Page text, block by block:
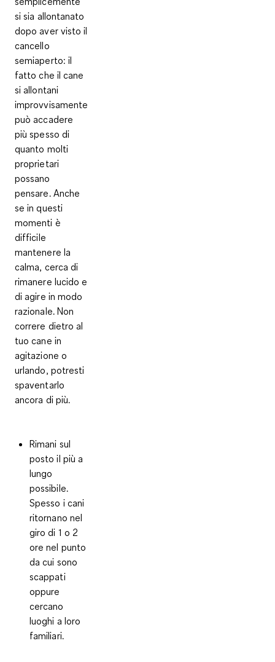
si sia allontanato
dopo aver visto il
cancello
semiaperto: il
fatto che il cane
si allontani
improvvisamente
può accadere
più spesso di
quanto molti
proprietari
possano
pensare. Anche
se in questi
momenti è
difficile
mantenere la
calma, cerca di
rimanere lucido e
di agire in modo
razionale. Non
correre dietro al
tuo cane in
agitazione o
urlando, potresti
spaventarlo
ancora di più.
Rimani sul
posto il più a
lungo
possibile.
Spesso i cani
ritornano nel
giro di 1 o 2
ore nel punto
da cui sono
scappati
oppure
cercano
luoghi a loro
familiari.